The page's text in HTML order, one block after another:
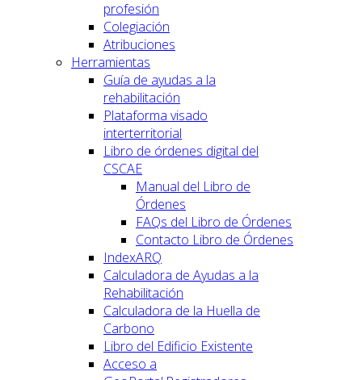
profesión
Colegiación
Atribuciones
Herramientas
Guía de ayudas a la
rehabilitación
Plataforma visado
interterritorial
Libro de órdenes digital del
CSCAE
Manual del Libro de
Órdenes
FAQs del Libro de Órdenes
Contacto Libro de Órdenes
IndexARQ
Calculadora de Ayudas a la
Rehabilitación
Calculadora de la Huella de
Carbono
Libro del Edificio Existente
Acceso a